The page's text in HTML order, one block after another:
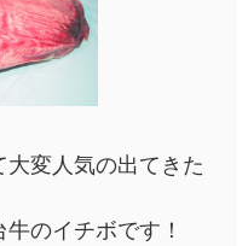
変人気の出てきた
のイチボです！